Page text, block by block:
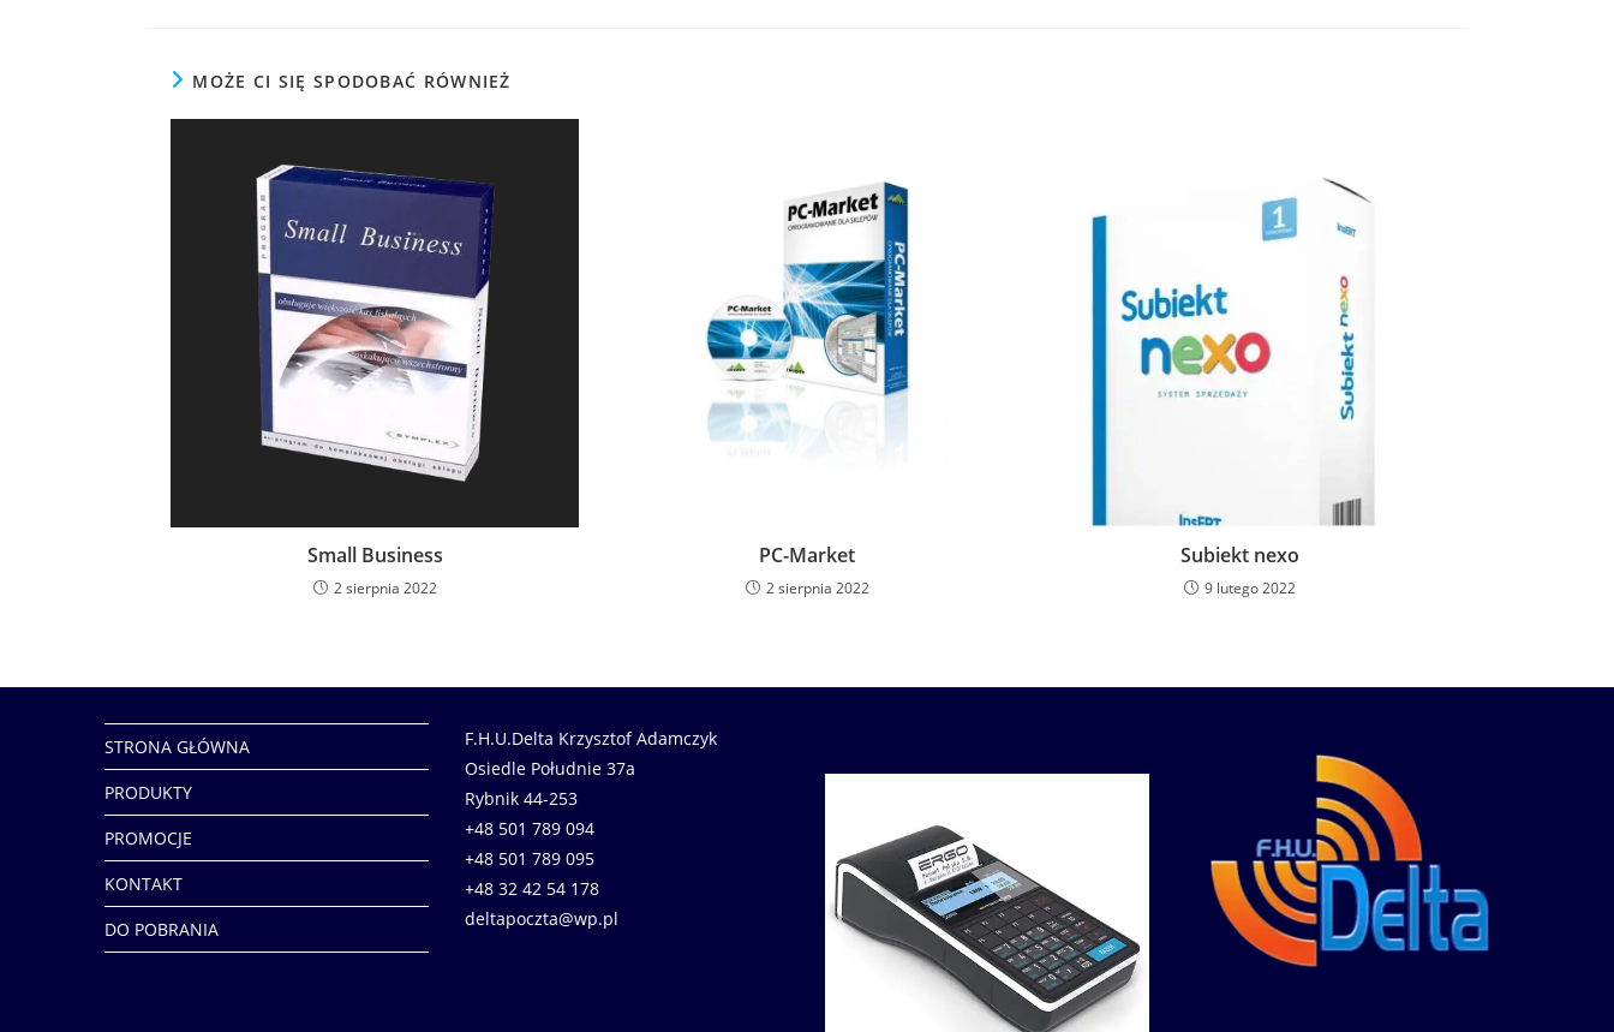
MOŻE CI SIĘ SPODOBAĆ RÓWNIEŻ
Small Business
2 sierpnia 2022
PC-Market
2 sierpnia 2022
Subiekt nexo
9 lutego 2022
STRONA GŁÓWNA
PRODUKTY
PROMOCJE
KONTAKT
DO POBRANIA
F.H.U.Delta Krzysztof Adamczyk
Osiedle Południe 37a
Rybnik 44-253
+48 501 789 094
+48 501 789 095
+48 32 42 54 178
deltapoczta@wp.pl